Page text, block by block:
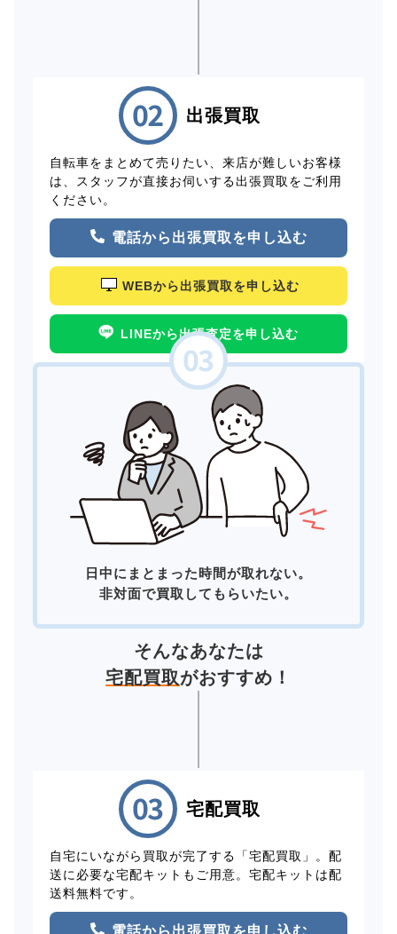
出張買取
自転車をまとめて売りたい、来店が難しいお客様
は、スタッフが直接お伺いする出張買取をご利用
ください。
電話から出張買取を申し込む
WEBから出張買取を申し込む
LINEから出張査定を申し込む
日中にまとまった時間が取れない。
非対面で買取してもらいたい。
そんなあなたは
宅配買取がおすすめ！
宅配買取
自宅にいながら買取が完了する「宅配買取」。配
送に必要な宅配キットもご用意。宅配キットは配
送料無料です。
電話から出張買取を申し込む